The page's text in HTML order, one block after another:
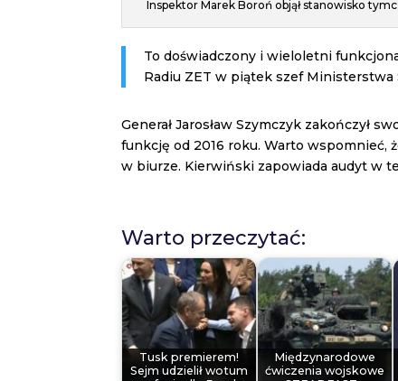
Inspektor Marek Boroń objął stanowisko
To doświadczony i wieloletni
Radiu ZET w piątek szef
Generał Jarosław Szymczyk zakończył
funkcję od 2016 roku. Warto wspomnieć,
w biurze. Kierwiński zapowiada audyt w
Warto przeczytać:
Tusk premierem!
Sejm udzielił wotum
Międzynarodowe
ćwiczenia wojskowe